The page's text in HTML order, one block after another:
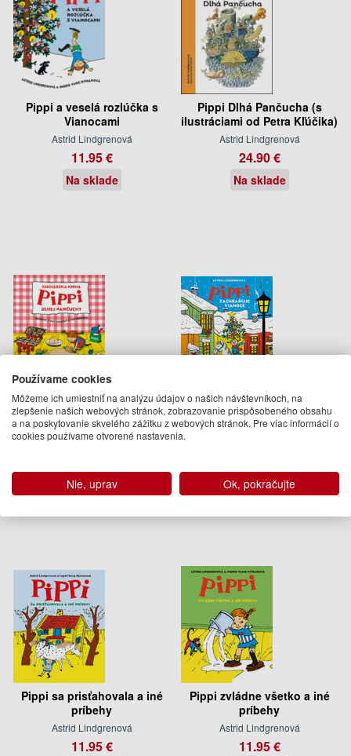
Pippi a veselá rozlúčka s
Vianocami
Astrid Lindgrenová
11.95 €
Na sklade
Pippi Dlhá Pančucha (s
ilustráciami od Petra Kľúčika)
Astrid Lindgrenová
24.90 €
Na sklade
Kuchárska kniha Pippi Dlhej
Pančuchy
David Sundin
Na sklade
Pippi zachraňuje Vianoce
Na sklade
Pippi sa prisťahovala a iné
príbehy
Astrid Lindgrenová
11.95 €
Pippi zvládne všetko a iné
príbehy
Astrid Lindgrenová
11.95 €
Používame cookies
Môžeme ich umiestniť na analýzu údajov o našich návštevníkoch, na
zlepšenie našich webových stránok, zobrazovanie prispôsobeného obsahu
a na poskytovanie skvelého zážitku z webových stránok. Pre viac informácií o
cookies používame otvorené nastavenia.
Nie, uprav Ok, pokračujte